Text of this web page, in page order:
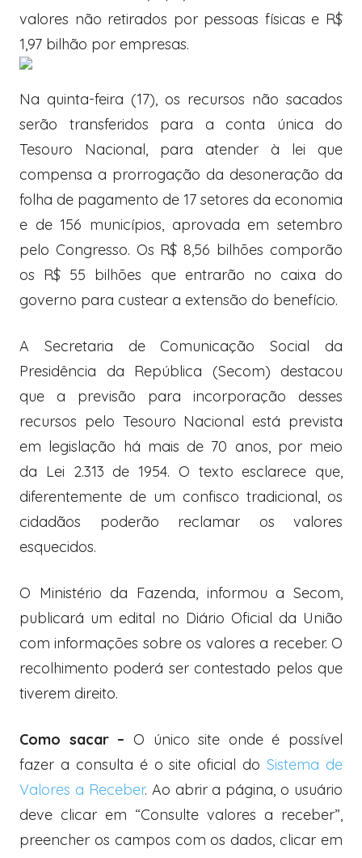
valores não retirados por pessoas físicas e R$
1,97 bilhão por empresas.
Na quinta-feira (17), os recursos não sacados
serão transferidos para a conta única do
Tesouro Nacional, para atender à lei que
compensa a prorrogação da desoneração da
folha de pagamento de 17 setores da economia
e de 156 municípios, aprovada em setembro
pelo Congresso. Os R$ 8,56 bilhões comporão
os R$ 55 bilhões que entrarão no caixa do
governo para custear a extensão do benefício.
A Secretaria de Comunicação Social da
Presidência da República (Secom) destacou
que a previsão para incorporação desses
recursos pelo Tesouro Nacional está prevista
em legislação há mais de 70 anos, por meio
da Lei 2.313 de 1954. O texto esclarece que,
diferentemente de um confisco tradicional, os
cidadãos poderão reclamar os valores
esquecidos.
O Ministério da Fazenda, informou a Secom,
publicará um edital no Diário Oficial da União
com informações sobre os valores a receber. O
recolhimento poderá ser contestado pelos que
tiverem direito.
Como sacar – O único site onde é possível
fazer a consulta é o site oficial doSistema de
Valores a Receber. Ao abrir a página, o usuário
deve clicar em “Consulte valores a receber”,
preencher os campos com os dados, clicar em